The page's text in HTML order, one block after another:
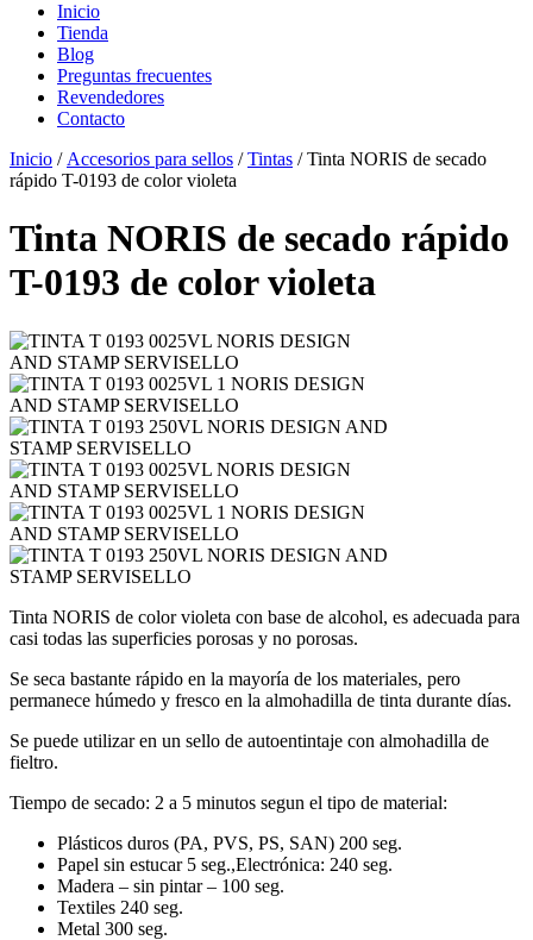
Inicio
Tienda
Blog
Preguntas frecuentes
Revendedores
Contacto
Inicio / Accesorios para sellos /Tintas / Tinta NORIS de secado
rápido T-0193 de color violeta
Tinta NORIS de secado rápido
T-0193 de color violeta
Tinta NORIS de color violeta con base de alcohol, es adecuada para
casi todas las superficies porosas y no porosas.
Se seca bastante rápido en la mayoría de los materiales, pero
permanece húmedo y fresco en la almohadilla de tinta durante días.
Se puede utilizar en un sello de autoentintaje con almohadilla de
fieltro.
Tiempo de secado: 2 a 5 minutos segun el tipo de material:
Plásticos duros (PA, PVS, PS, SAN) 200 seg.
Papel sin estucar 5 seg.,Electrónica: 240 seg.
Madera – sin pintar – 100 seg.
Textiles 240 seg.
Metal 300 seg.